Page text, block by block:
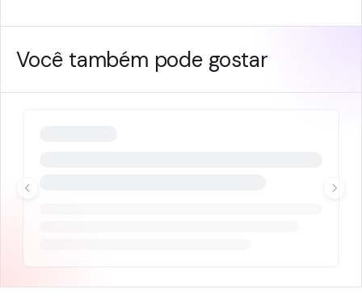
Você também pode gostar